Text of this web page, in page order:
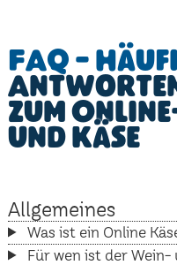
FAQ -
zum
und Käse
Allgemeines
Was ist ein Online
Für wen ist der Wein-